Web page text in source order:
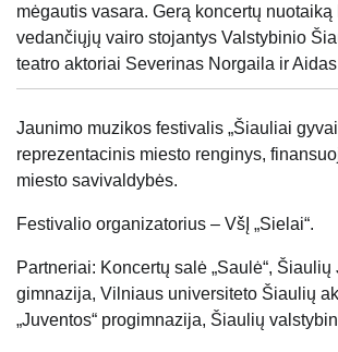
mėgautis vasara. Gerą koncertų nuotaiką
vedančiųjų vairo stojantys Valstybinio
teatro aktoriai Severinas Norgaila ir
Jaunimo muzikos festivalis „Šiauliai
reprezentacinis miesto renginys,
miesto savivaldybės.
Festivalio organizatorius – VšĮ „Sielai“.
Partneriai: Koncertų salė „Saulė“,
gimnazija, Vilniaus universiteto Šiaulių
„Juventos“ progimnazija, Šiaulių